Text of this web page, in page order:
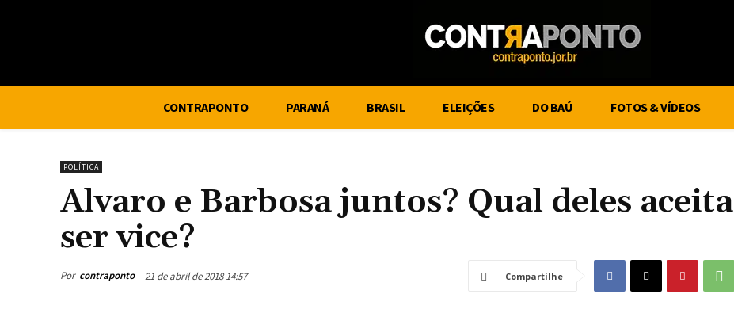
CONTRAPONTO PARANÁ BRASIL ELEIÇÕES DO BAÚ FOTOS & VÍDEOS
POLÍTICA
Alvaro e Barbosa juntos? Qual deles aceita
ser vice?
Por contraponto 21 de abril de 2018 14:57 Compartilhe